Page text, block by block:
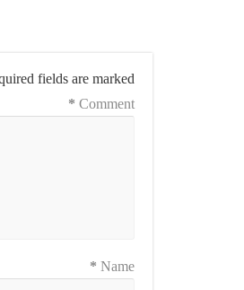
fields are marked
Comment
*
Name
*